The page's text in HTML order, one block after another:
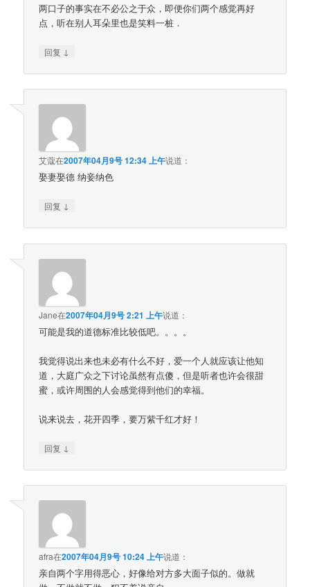
两口子的事实在不必公之于众，即便你们两个感觉再好
点，听在别人耳朵里也是笑料一桩．
回复 ↓
艾蔻在2007年04月9号 12:34 上午说道：
娶妻娶德 纳妾纳色
回复 ↓
Jane在2007年04月9号 2:21 上午说道：
可能是我的道德标准比较低吧。。。。
我觉得说出来也未必有什么不好，爱一个人就应该让他知
道，大庭广众之下讨论虽然有点傻，但是听者也许会很甜
蜜，或许周围的人会感觉得到他们的幸福。
说来说去，花开四季，要万紫千红才好！
回复 ↓
afra在2007年04月9号 10:24 上午说道：
亲自两个字用得恶心，好像给对方多大面子似的。做就